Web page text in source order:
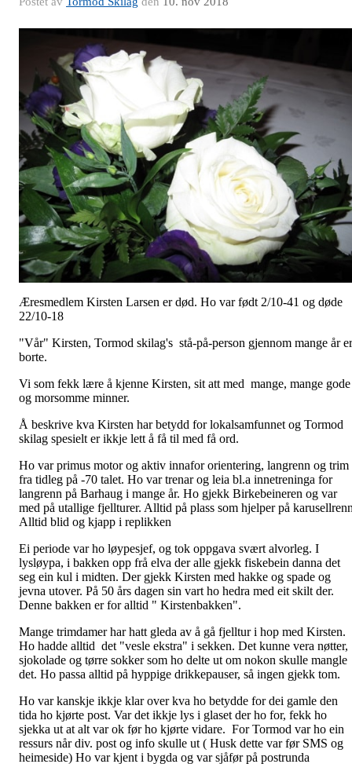
Æresmedlem Kirsten Larsen er død. Ho var født 2/10-41 og døde
22/10-18
"Vår" Kirsten, Tormod skilag's stå-på-person gjennom mange år er
borte.
Vi som fekk lære å kjenne Kirsten, sit att med mange, mange gode
og morsomme minner.
Å beskrive kva Kirsten har betydd for lokalsamfunnet og Tormod
skilag spesielt er ikkje lett å få til med få ord.
Ho var primus motor og aktiv innafor orientering, langrenn og trim
fra tidleg på -70 talet. Ho var trenar og leia bl.a innetreninga for
langrenn på Barhaug i mange år. Ho gjekk Birkebeineren og var
med på utallige fjellturer. Alltid på plass som hjelper på
Alltid blid og kjapp i replikken
Ei periode var ho løypesjef, og tok oppgava svært alvorleg. I
lysløypa, i bakken opp frå elva der alle gjekk fiskebein danna det
seg ein kul i midten. Der gjekk Kirsten med hakke og spade og
jevna utover. På 50 års dagen sin vart ho hedra med eit skilt der.
Denne bakken er for alltid " Kirstenbakken".
Mange trimdamer har hatt gleda av å gå fjelltur i hop med Kirsten.
Ho hadde alltid det "vesle ekstra" i sekken. Det kunne vera nøtter,
sjokolade og tørre sokker som ho delte ut om nokon skulle mangle
det. Ho passa alltid på hyppige drikkepauser, så ingen gjekk tom.
Ho var kanskje ikkje klar over kva ho betydde for dei gamle den
tida ho kjørte post. Var det ikkje lys i glaset der ho for, fekk ho
sjekka ut at alt var ok før ho kjørte vidare. For Tormod var ho ein
ressurs når div. post og info skulle ut ( Husk dette var før SMS og
heimeside) Ho var kjent i bygda og var sjåfør på postrunda